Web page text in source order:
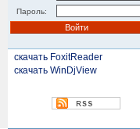
Пароль:
скачать FoxitReader
скачать WinDjView